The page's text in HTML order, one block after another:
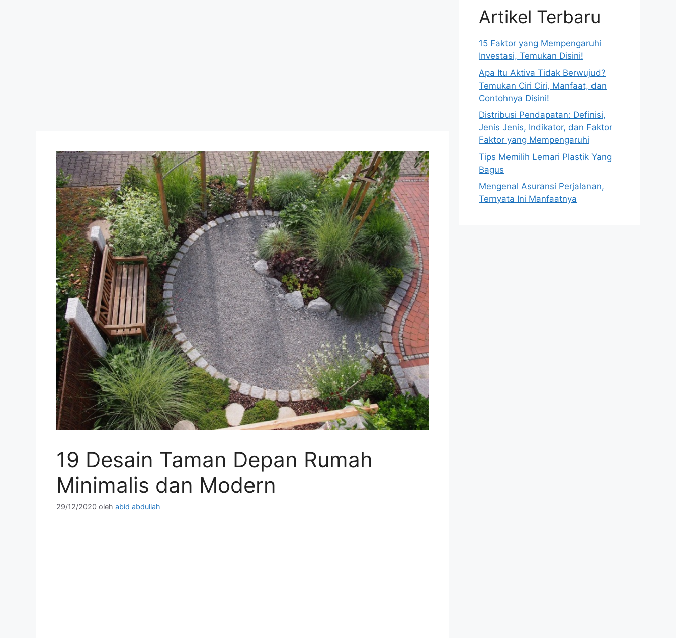
19 Desain Taman Depan Rumah
Minimalis dan Modern
29/12/2020 oleh abid abdullah
Artikel Terbaru
15 Faktor yang Mempengaruhi
Investasi, Temukan Disini!
Apa Itu Aktiva Tidak Berwujud?
Temukan Ciri Ciri, Manfaat, dan
Contohnya Disini!
Distribusi Pendapatan: Definisi,
Jenis Jenis, Indikator, dan Faktor
Faktor yang Mempengaruhi
Tips Memilih Lemari Plastik Yang
Bagus
Mengenal Asuransi Perjalanan,
Ternyata Ini Manfaatnya